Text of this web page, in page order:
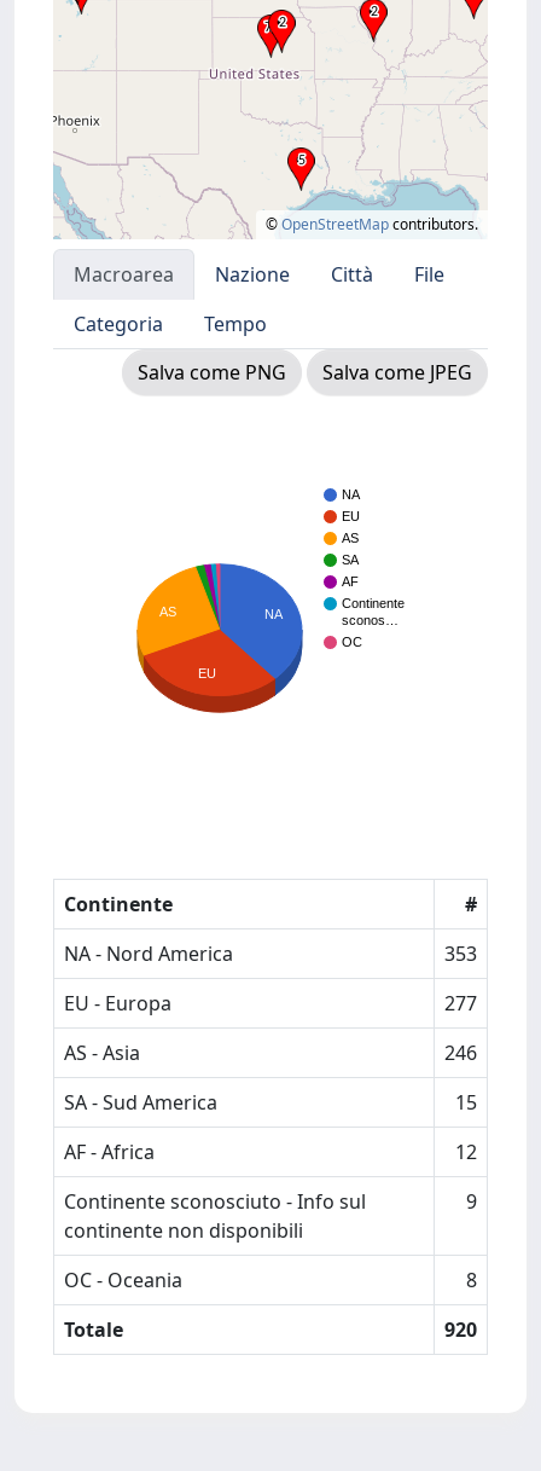
©OpenStreetMapcontributors.
Macroarea Nazione Città
File
Categoria
Tempo
Salva come PNG
Salva come JPEG
NA
EU
AS
SA
AF
Continente
sconos…
OC
NA
AS
EU
Continente
#
NA - Nord America
353
EU - Europa
277
AS - Asia
246
SA - Sud America
15
AF - Africa
12
Continente sconosciuto - Info sul
continente non disponibili
9
OC - Oceania
8
Totale
920